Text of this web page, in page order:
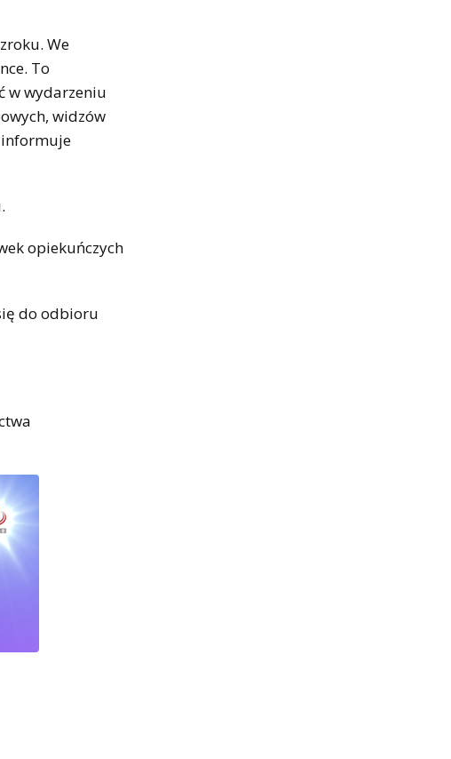
We
To
w wydarzeniu
widzów
informuje
opiekuńczych
do odbioru